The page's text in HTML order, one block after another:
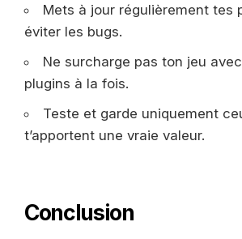
Mets à jour régulièrement tes
éviter les bugs.
Ne surcharge pas ton jeu
plugins à la fois.
Teste et garde uniquement
t’apportent une vraie valeur.
Conclusion